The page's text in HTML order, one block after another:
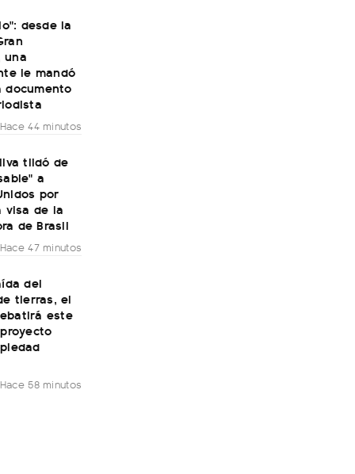
desde la
una
le mandó
documento
Hace 44 minutos
tildó de
a
por
visa de la
de Brasil
Hace 47 minutos
del
tierras, el
este
Hace 58 minutos